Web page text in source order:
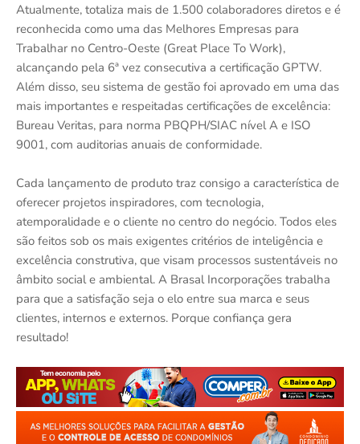
Atualmente, totaliza mais de 1.500 colaboradores diretos e é
reconhecida como uma das Melhores Empresas para
Trabalhar no Centro-Oeste (Great Place To Work),
alcançando pela 6ª vez consecutiva a certificação GPTW.
Além disso, seu sistema de gestão foi aprovado em uma das
mais importantes e respeitadas certificações de excelência:
Bureau Veritas, para norma PBQPH/SIAC nível A e ISO
9001, com auditorias anuais de conformidade.
Cada lançamento de produto traz consigo a característica de
oferecer projetos inspiradores, com tecnologia,
atemporalidade e o cliente no centro do negócio. Todos eles
são feitos sob os mais exigentes critérios de inteligência e
excelência construtiva, que visam processos sustentáveis no
âmbito social e ambiental. A Brasal Incorporações trabalha
para que a satisfação seja o elo entre sua marca e seus
clientes, internos e externos. Porque confiança gera
resultado!